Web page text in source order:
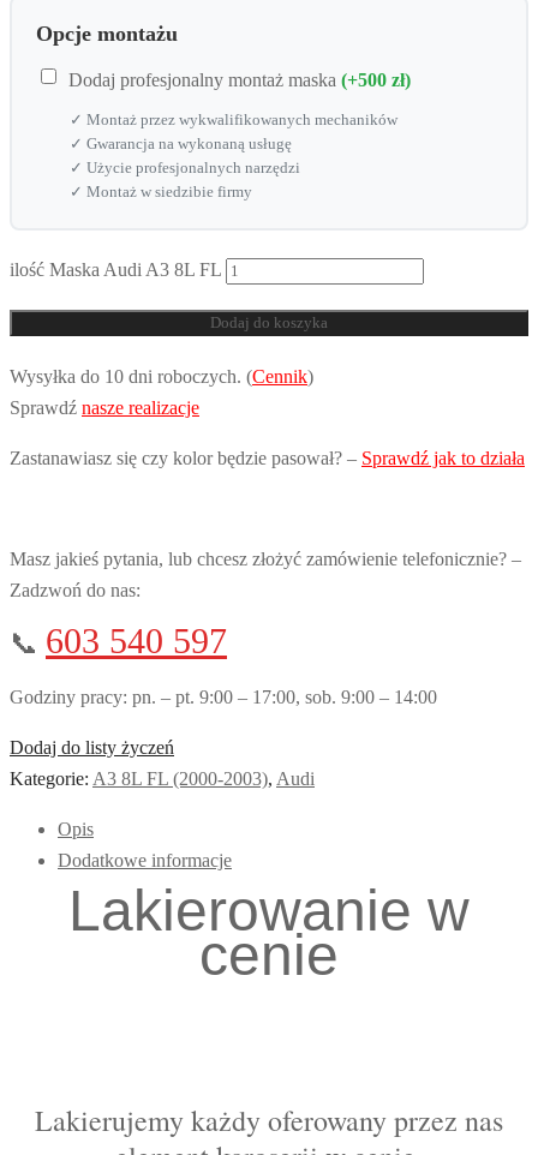
Opcje montażu
Dodaj profesjonalny montaż maska (+500 zł)
✓ Montaż przez wykwalifikowanych mechaników
✓ Gwarancja na wykonaną usługę
✓ Użycie profesjonalnych narzędzi
✓ Montaż w siedzibie firmy
ilość Maska Audi A3 8L FL
Dodaj do koszyka
Wysyłka do 10 dni roboczych. (Cennik)
Sprawdź nasze realizacje
Zastanawiasz się czy kolor będzie pasował? – Sprawdź jak to działa
Masz jakieś pytania, lub chcesz złożyć zamówienie telefonicznie? –
Zadzwoń do nas:
📞 603 540 597
Godziny pracy: pn. – pt. 9:00 – 17:00, sob. 9:00 – 14:00
Dodaj do listy życzeń
Kategorie: A3 8L FL (2000-2003), Audi
Opis
Dodatkowe informacje
Lakierowanie w
cenie
Lakierujemy każdy oferowany przez nas